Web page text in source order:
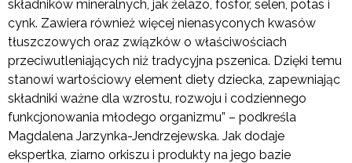
składników mineralnych, jak żelazo, fosfor, selen, potas i
cynk. Zawiera również więcej nienasyconych kwasów
tłuszczowych oraz związków o właściwościach
przeciwutleniających niż tradycyjna pszenica. Dzięki temu
stanowi wartościowy element diety dziecka, zapewniając
składniki ważne dla wzrostu, rozwoju i codziennego
funkcjonowania młodego organizmu” – podkreśla
Magdalena Jarzynka-Jendrzejewska. Jak dodaje
ekspertka, ziarno orkiszu i produkty na jego bazie